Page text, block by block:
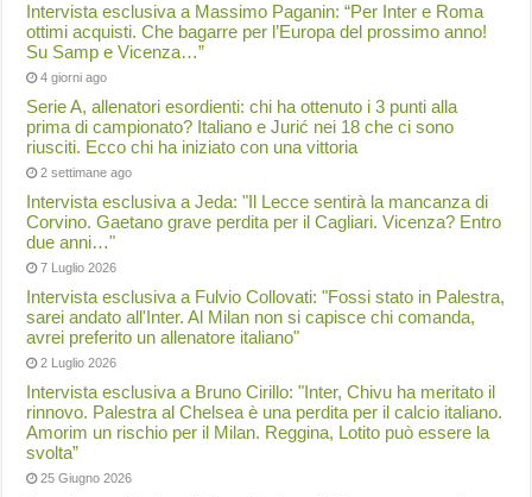
Intervista esclusiva a Massimo Paganin: “Per Inter e Roma
ottimi acquisti. Che bagarre per l’Europa del prossimo anno!
Su Samp e Vicenza…”
4 giorni ago
Serie A, allenatori esordienti: chi ha ottenuto i 3 punti alla
prima di campionato? Italiano e Jurić nei 18 che ci sono
riusciti. Ecco chi ha iniziato con una vittoria
2 settimane ago
Intervista esclusiva a Jeda: "Il Lecce sentirà la mancanza di
Corvino. Gaetano grave perdita per il Cagliari. Vicenza? Entro
due anni…"
7 Luglio 2026
Intervista esclusiva a Fulvio Collovati: "Fossi stato in Palestra,
sarei andato all'Inter. Al Milan non si capisce chi comanda,
avrei preferito un allenatore italiano"
2 Luglio 2026
Intervista esclusiva a Bruno Cirillo: "Inter, Chivu ha meritato il
rinnovo. Palestra al Chelsea è una perdita per il calcio italiano.
Amorim un rischio per il Milan. Reggina, Lotito può essere la
svolta”
25 Giugno 2026